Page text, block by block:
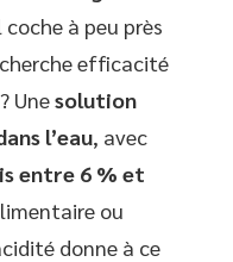
à peu près
efficacité
Unesolution
l’eau, avec
entre 6 % et
ou
donne à ce